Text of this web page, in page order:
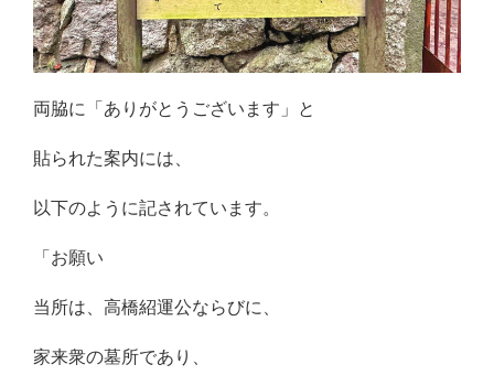
両脇に「ありがとうございます」と
貼られた案内には、
以下のように記されています。
「お願い
当所は、高橋紹運公ならびに、
家来衆の墓所であり、